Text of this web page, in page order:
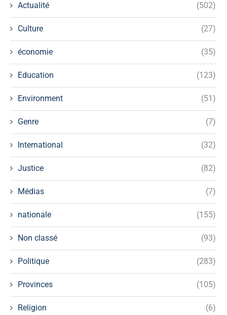
Actualité (502)
Culture (27)
économie (35)
Education (123)
Environment (51)
Genre (7)
International (32)
Justice (82)
Médias (7)
nationale (155)
Non classé (93)
Politique (283)
Provinces (105)
Religion (6)